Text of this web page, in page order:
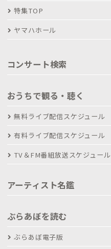
特集TOP
ヤマハホール
コンサート検索
おうちで観る・聴く
無料ライブ配信スケジュール
有料ライブ配信スケジュール
TV＆FM番組放送スケジュール
アーティスト名鑑
ぶらあぼを読む
ぶらあぼ電子版